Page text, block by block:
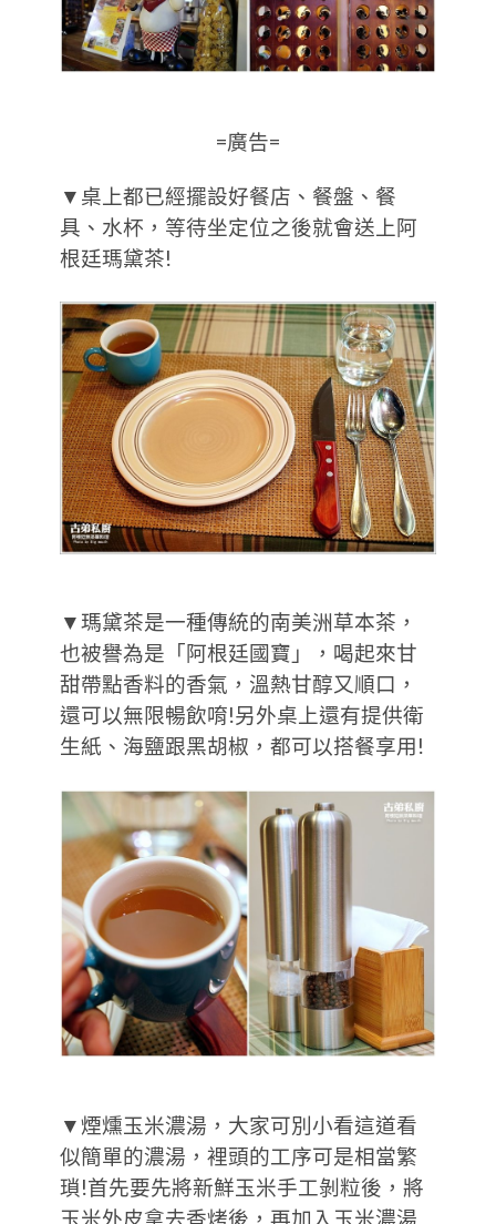
=廣告=
▼桌上都已經擺設好餐店、餐盤、餐
具、水杯，等待坐定位之後就會送上阿
根廷瑪黛茶!
▼瑪黛茶是一種傳統的南美洲草本茶，
也被譽為是「阿根廷國寶」，喝起來甘
甜帶點香料的香氣，溫熱甘醇又順口，
還可以無限暢飲唷!另外桌上還有提供衛
生紙、海鹽跟黑胡椒，都可以搭餐享用!
▼煙燻玉米濃湯，大家可別小看這道看
似簡單的濃湯，裡頭的工序可是相當繁
瑣!首先要先將新鮮玉米手工剝粒後，將
玉米外皮拿去香烤後，再加入玉米濃湯